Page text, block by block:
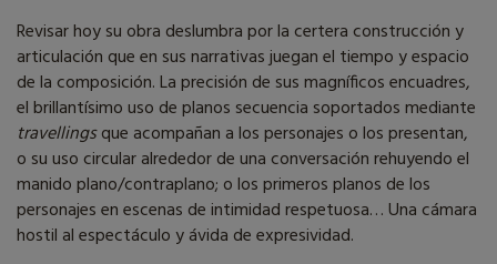
Revisar hoy su obra deslumbra por la certera construcción y
articulación que en sus narrativas juegan el tiempo y espacio
de la composición. La precisión de sus magníficos encuadres,
el brillantísimo uso de planos secuencia soportados mediante
travellingsque acompañan a los personajes o los presentan,
o su uso circular alrededor de una conversación rehuyendo el
manido plano/contraplano; o los primeros planos de los
personajes en escenas de intimidad respetuosa… Una cámara
hostil al espectáculo y ávida de expresividad.